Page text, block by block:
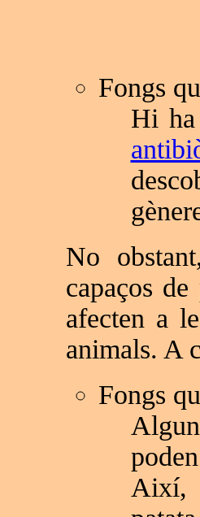
Fongs
Hi ha
No
capaços
afecten a
animals. A
Fongs
Així,